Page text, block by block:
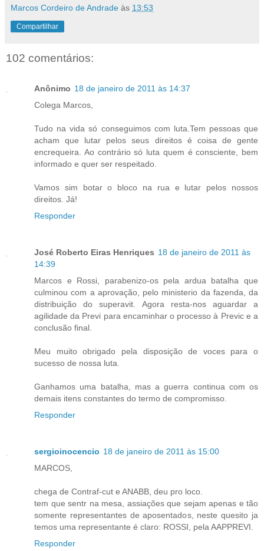
Marcos Cordeiro de Andrade às 13:53
Compartilhar
102 comentários:
Anônimo 18 de janeiro de 2011 às 14:37
Colega Marcos,
Tudo na vida só conseguimos com luta.Tem pessoas que
acham que lutar pelos seus direitos é coisa de gente
encrequeira. Ao contrário só luta quem é consciente, bem
informado e quer ser respeitado.
Vamos sim botar o bloco na rua e lutar pelos nossos
direitos. Já!
Responder
José Roberto Eiras Henriques 18 de janeiro de 2011 às
14:39
Marcos e Rossi, parabenizo-os pela ardua batalha que
culminou com a aprovação, pelo ministerio da fazenda, da
distribuição do superavit. Agora resta-nos aguardar a
agilidade da Previ para encaminhar o processo à Previc e a
conclusão final.
Meu muito obrigado pela disposição de voces para o
sucesso de nossa luta.
Ganhamos uma batalha, mas a guerra continua com os
demais itens constantes do termo de compromisso.
Responder
sergioinocencio 18 de janeiro de 2011 às 15:00
MARCOS,
chega de Contraf-cut e ANABB, deu pro loco.
tem que sentr na mesa, assiações que sejam apenas e tão
somente representantes de aposentados, neste quesito ja
temos uma representante é claro: ROSSI, pela AAPPREVI.
Responder